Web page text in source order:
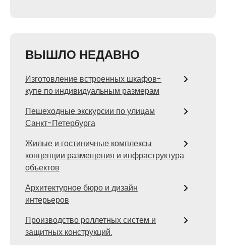
ВЫШЛО НЕДАВНО
Изготовление встроенных шкафов-
купе по индивидуальным размерам
Пешеходные экскурсии по улицам
Санкт-Петербурга
Жилые и гостиничные комплексы
концепции размещения и инфраструктура
объектов
Архитектурное бюро и дизайн
интерьеров
Производство роллетных систем и
защитных конструкций.